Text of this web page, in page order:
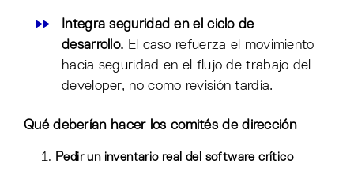
Integra seguridad en el ciclo de
desarrollo. El caso refuerza el movimiento
hacia seguridad en el flujo de trabajo del
developer, no como revisión tardía.
Qué deberían hacer los comités de dirección
Pedir un inventario real del software crítico